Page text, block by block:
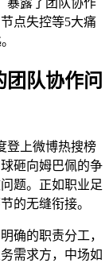
点失控等5大痛
队协作问
登上微博热搜榜
砸向姆巴佩的争
题。正如职业足
的无缝衔接。
确的职责分工，
需求方，中场如